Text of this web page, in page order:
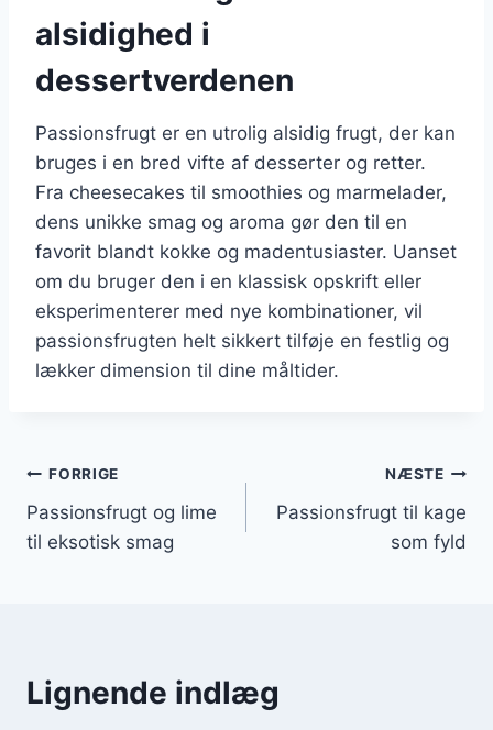
alsidighed i
dessertverdenen
Passionsfrugt er en utrolig alsidig frugt, der kan
bruges i en bred vifte af desserter og retter.
Fra cheesecakes til smoothies og marmelader,
dens unikke smag og aroma gør den til en
favorit blandt kokke og madentusiaster. Uanset
om du bruger den i en klassisk opskrift eller
eksperimenterer med nye kombinationer, vil
passionsfrugten helt sikkert tilføje en festlig og
lækker dimension til dine måltider.
Indlægsnavigation
FORRIGE
Passionsfrugt og lime
til eksotisk smag
NÆSTE
Passionsfrugt til kage
som fyld
Lignende indlæg